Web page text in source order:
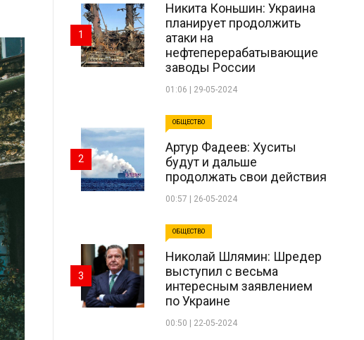
Никита Коньшин: Украина
планирует продолжить
атаки на
нефтеперерабатывающие
заводы России
01:06 | 29-05-2024
1
ОБЩЕСТВО
Артур Фадеев: Хуситы
будут и дальше
продолжать свои действия
00:57 | 26-05-2024
2
ОБЩЕСТВО
Николай Шлямин: Шредер
выступил с весьма
интересным заявлением
по Украине
00:50 | 22-05-2024
3